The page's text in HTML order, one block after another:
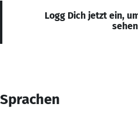
Logg Dich jetzt ein,
Sprachen